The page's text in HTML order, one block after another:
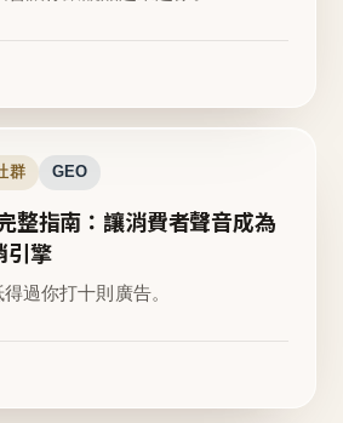
群 GEO
整指南：讓消費者聲音成為
引擎
過你打十則廣告。